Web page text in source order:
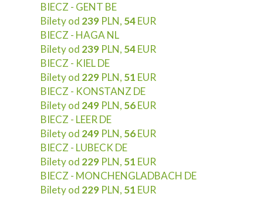
BIECZ - GENT BE
Bilety od 239 PLN, 54EUR
BIECZ - HAGA NL
Bilety od 239 PLN, 54EUR
BIECZ - KIEL DE
Bilety od 229 PLN, 51 EUR
BIECZ - KONSTANZ DE
Bilety od 249 PLN, 56EUR
BIECZ - LEER DE
Bilety od 249 PLN, 56EUR
BIECZ - LUBECK DE
Bilety od 229 PLN, 51 EUR
BIECZ - MONCHENGLADBACH DE
Bilety od 229 PLN, 51 EUR